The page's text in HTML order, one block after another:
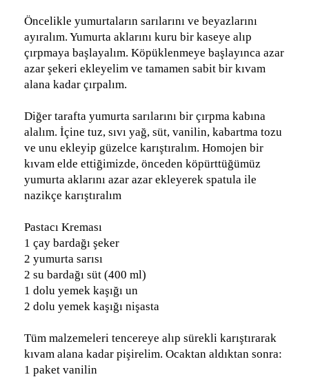
Öncelikle yumurtaların sarılarını ve beyazlarını
ayıralım. Yumurta aklarını kuru bir kaseye alıp
çırpmaya başlayalım. Köpüklenmeye başlayınca azar
azar şekeri ekleyelim ve tamamen sabit bir kıvam
alana kadar çırpalım.
Diğer tarafta yumurta sarılarını bir çırpma kabına
alalım. İçine tuz, sıvı yağ, süt, vanilin, kabartma tozu
ve unu ekleyip güzelce karıştıralım. Homojen bir
kıvam elde ettiğimizde, önceden köpürttüğümüz
yumurta aklarını azar azar ekleyerek spatula ile
nazikçe karıştıralım
Pastacı Kreması
1 çay bardağı şeker
2 yumurta sarısı
2 su bardağı süt (400 ml)
1 dolu yemek kaşığı un
2 dolu yemek kaşığı nişasta
Tüm malzemeleri tencereye alıp sürekli karıştırarak
kıvam alana kadar pişirelim. Ocaktan aldıktan sonra:
1 paket vanilin